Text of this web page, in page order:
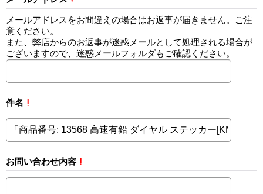
メールアドレスをお間違えの場合はお返事が届きません。ご注
意ください。
また、弊店からのお返事が迷惑メールとして処理される場合が
ございますので、迷惑メールフォルダもご確認ください。
件名 !
お問い合わせ内容 !